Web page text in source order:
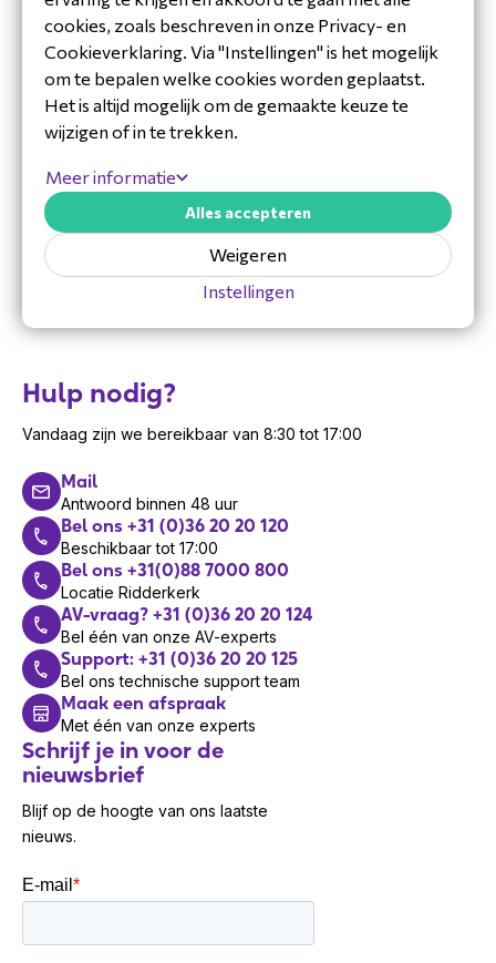
(CM6x) met laser aimer (portrait-oriëntatie)
Camera:8 MP frontcamera
Connectiviteit:USB Type-C, USB Type-A,
Ethernet RJ45, Bluetooth 5.2, WiFi
(2.4GHz/5GHz), 4G (Nano SIM), GPS
PoE: Ondersteuning voor IEEE 802.3 af/at
Opslag:MicroSD-kaart tot 128 GB
Sensoren:
Gravity sensor, infraroodsensor
IP54 (voorzijde)
Afmetingen:185,9 (B) × 132,5 (H) × 32 (D)
Gewicht:Ongeveer 0,6 kg
3 of 5 jaar
Garantie
De standaard garantietermijn van Newland
producten is 2 jaar. Uitbreidingen naar 3 of 5
jaar zijn beschikbaar.
Newland
Newland is een toonaangevende leverancier
van data capture en identificatieoplossingen,
bekend om innovatieve en hoogwaardige
technologie. De unieke verkoopargumenten
omvatten betrouwbare prestaties,
gebruiksvriendelijkheid.
verkopen?
Meld jehieraan voor ons speciale
Hulp nodig?
Vandaag zijn we bereikbaar van 8:30 tot 17:00
Mail
Antwoord binnen 48 uur
Bel ons +31 (0)36 20 20 120
Beschikbaar tot 17:00
Bel ons +31(0)88 7000 800
Locatie Ridderkerk
AV-vraag? +31 (0)36 20 20 124
Bel één van onze AV-experts
Support: +31 (0)36 20 20 125
Bel ons technische support team
Maak een afspraak
Met één van onze experts
Schrijf je in voor de
nieuwsbrief
Blijf op de hoogte van ons laatste
nieuws.
cookies, zoals beschreven in onze Privacy- en
Cookieverklaring. Via "Instellingen" is het mogelijk
om te bepalen welke cookies worden geplaatst.
Het is altijd mogelijk om de gemaakte keuze te
wijzigen of in te trekken.
Meer informatie
Instellingen
Weigeren
Alles accepteren